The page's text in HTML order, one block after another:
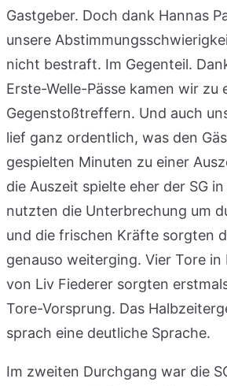
Gastgeber. Doch dank Hannas
unsere
nicht bestraft. Im Gegenteil.
Erste-Welle-Pässe kamen wir zu
Gegenstoßtreffern. Und auch
lief ganz ordentlich, was den
gespielten Minuten zu einer
die Auszeit spielte eher der SG
nutzten die Unterbrechung um
und die frischen Kräfte sorgten
genauso weiterging. Vier Tore in
von Liv Fiederer sorgten
Tore-Vorsprung. Das
sprach eine deutliche Sprache.
Im zweiten Durchgang war die